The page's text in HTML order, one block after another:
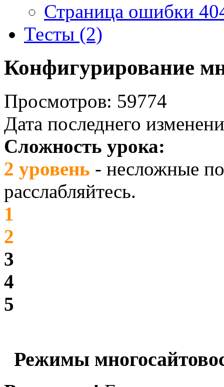
Страница ошибки
Тесты (2)
Конфигурирование
Просмотров: 59774
Дата последнего
Сложность урока:
2 уровень - несложные
расслабляйтесь.
1
2
3
4
5
Режимы